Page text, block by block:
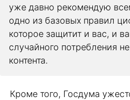
уже давно рекомендую
одно из базовых правил
которое защитит и вас, и
случайного потребления
контента.
Кроме того, Госдума